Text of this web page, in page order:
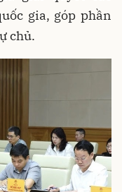
gia, góp phần
chủ.